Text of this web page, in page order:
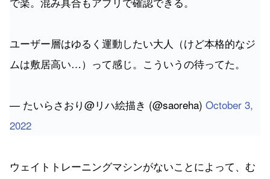
ユーザー層はゆるく運動したい大人（けど本格的なジ
ムは敷居高い…）って感じ。こういうの待ってた。
— たいらさおり@リハ絵描き (@saoreha) October 3,
2022
ウェイトトレーニングマシンがないことによって、む